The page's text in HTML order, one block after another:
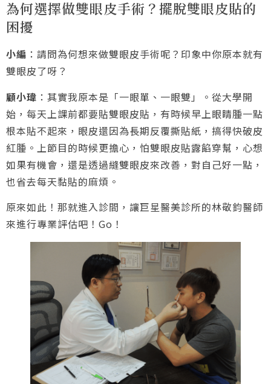
為何選擇做雙眼皮手術？擺脫雙眼皮貼的
困擾
小編 ：請問為何想來做雙眼皮手術呢？印象中你原本就有
雙眼皮了呀？
顧小瑋 ：其實我原本是「一眼單、一眼雙」。從大學開
始，每天上課前都要貼雙眼皮貼，有時候早上眼睛腫一點
根本貼不起來，眼皮還因為長期反覆撕貼紙，搞得快破皮
紅腫。上節目的時候更擔心，怕雙眼皮貼露餡穿幫，心想
如果有機會，還是透過縫雙眼皮來改善，對自己好一點，
也省去每天黏貼的麻煩。
原來如此！那就進入診間，讓巨星醫美診所的林敬鈞醫師
來進行專業評估吧！Go！